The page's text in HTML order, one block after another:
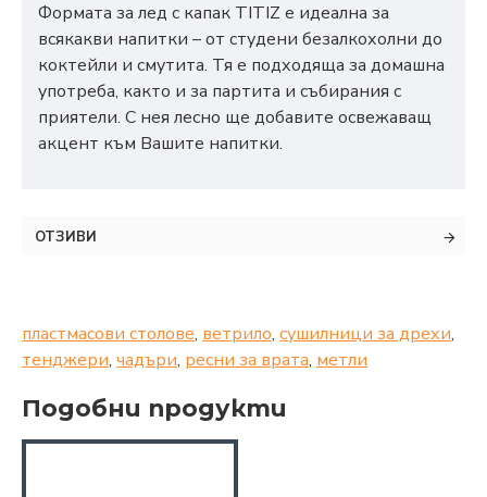
Формата за лед с капак TITIZ е идеална за
всякакви напитки – от студени безалкохолни до
коктейли и смутита. Тя е подходяща за домашна
употреба, както и за партита и събирания с
приятели. С нея лесно ще добавите освежаващ
акцент към Вашите напитки.
ОТЗИВИ
пластмасови столове, ветрило, сушилници за дрехи,
тенджери, чадъри, ресни за врата, метли
Подобни продукти